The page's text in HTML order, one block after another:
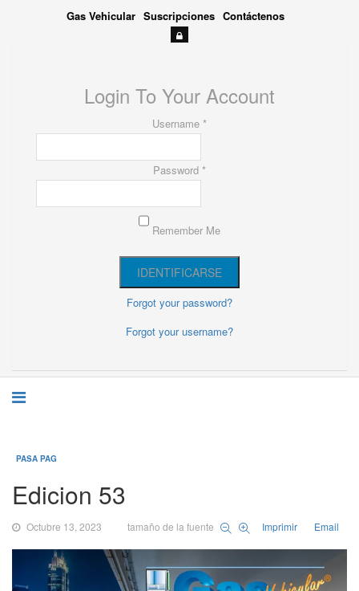
Gas Vehicular Suscripciones Contáctenos
Login To Your Account
Username *
Password *
Remember Me
Forgot your password?
Forgot your username?
PASA PAG
Edicion 53
Octubre 13, 2023 tamaño de la fuente Imprimir Email